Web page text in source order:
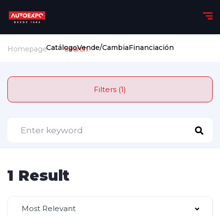
CatálogoVende/CambiaFinanciación
Homepage Search
Filters (1)
1 Result
Most Relevant